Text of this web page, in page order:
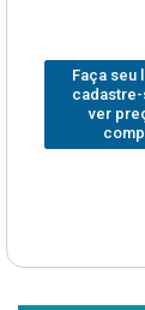
Faça seu
ver